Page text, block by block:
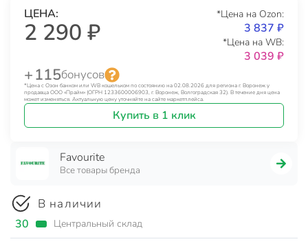
ЦЕНА:
2 290 ₽
*Цена на Ozon:
3 837 ₽
*Цена на WB:
3 039 ₽
+ 115бонусов
*Цена с Озон банком или WB кошельком по состоянию на 02.08.2026 для региона г. Воронеж у
продавца ООО «Прайм» (ОГРН 1233600006903, г. Воронеж, Волгоградская 32). В течение дня цена
может изменяться. Актуальную цену уточняйте на сайте маркетплейса.
Купить в 1 клик
Favourite
Все товары бренда
В наличии
30 Центральный склад